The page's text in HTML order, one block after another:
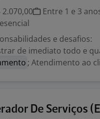
2.070,00
Entre 1 e 3
e desafios:
de imediato todo e
; Atendimento ao
De Serviços